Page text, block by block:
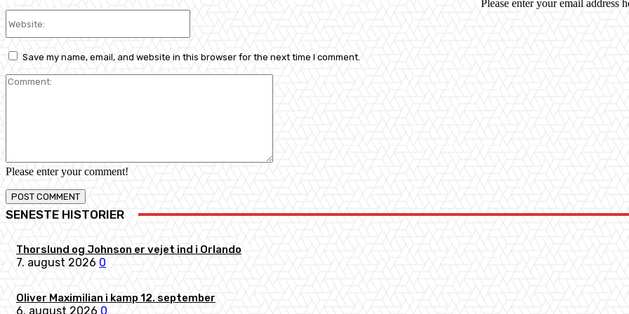
Please enter your comment!
Please enter your email address
Save my name, email, and website in this browser for the next time I comment.
SENESTE HISTORIER
Thorslund og Johnson er vejet ind i Orlando
7. august 2026 0
Oliver Maximilian i kamp 12. september
6. august 2026 0